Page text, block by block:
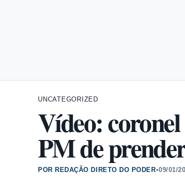
UNCATEGORIZED
Vídeo:
PM de
POR REDAÇÃO DIRETO DO PODER•09/01/